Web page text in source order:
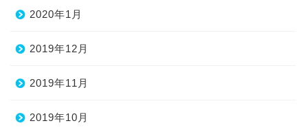
2020年1月
2019年12月
2019年11月
2019年10月